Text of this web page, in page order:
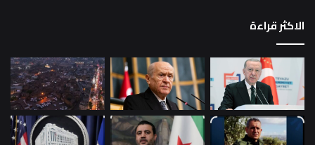
الاكثر قراءة